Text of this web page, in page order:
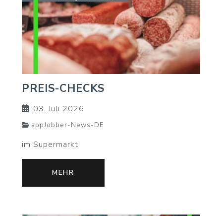
PREIS-CHECKS
03. Juli 2026
appJobber-News-DE
im Supermarkt!
MEHR